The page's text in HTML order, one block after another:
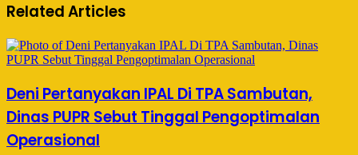
Related Articles
Deni Pertanyakan IPAL Di TPA Sambutan,
Dinas PUPR Sebut Tinggal Pengoptimalan
Operasional